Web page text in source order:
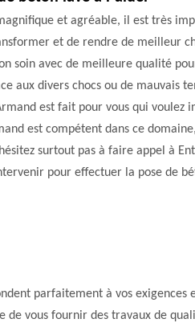
et agréable, il est très
et de rendre de meilleur
soin avec de meilleure qualité
aux divers chocs ou de mauvais
est fait pour vous qui voulez
est compétent dans ce
surtout pas à faire appel à
pour effectuer la pose de
parfaitement à vos exigences
de vous fournir des travaux de